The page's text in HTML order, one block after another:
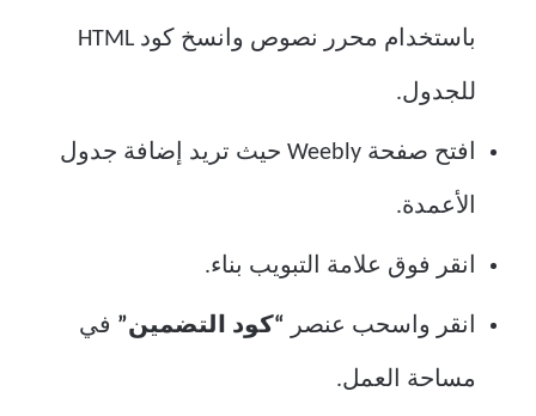
باستخدام محرر نصوص وانسخ كود HTML
للجدول.
افتح صفحة Weebly حيث تريد إضافة جدول
الأعمدة.
انقر فوق علامة التبويب بناء.
انقر واسحب عنصر “كود التضمين” في
مساحة العمل.